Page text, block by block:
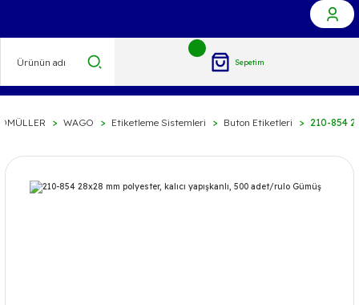
Sepetim
WAGO Etiketleme Sistemleri Buton Etiketleri 210-854